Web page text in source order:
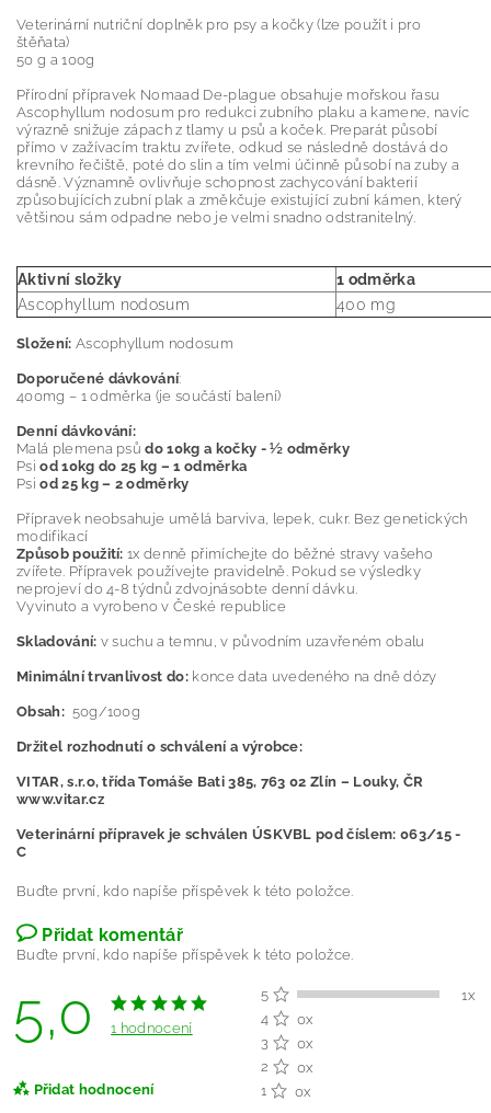
Veterinární nutriční doplněk pro psy a kočky (lze použít i pro
štěňata)
50 g a 100g
Přírodní přípravek Nomaad De-plague obsahuje mořskou řasu
Ascophyllum nodosum pro redukci zubního plaku a kamene, navíc
výrazně snižuje zápach z tlamy u psů a koček. Preparát působí
přímo v zažívacím traktu zvířete, odkud se následně dostává do
krevního řečiště, poté do slin a tím velmi účinně působí na zuby a
dásně. Významně ovlivňuje schopnost zachycování bakterií
způsobujících zubní plak a změkčuje existující zubní kámen, který
většinou sám odpadne nebo je velmi snadno odstranitelný.
Aktivní složky
1 odměrka
Ascophyllum nodosum
400 mg
Složení: Ascophyllum nodosum
Doporučené dávkování:
400mg – 1 odměrka (je součástí balení)
Denní dávkování:
Malá plemena psůdo 10kg a kočky - ½ odměrky
Psiod 10kg do 25 kg – 1 odměrka
Psiod 25 kg – 2 odměrky
Přípravek neobsahuje umělá barviva, lepek, cukr. Bez genetických
modifikací
Způsob použití: 1x denně přimíchejte do běžné stravy vašeho
zvířete. Přípravek používejte pravidelně. Pokud se výsledky
neprojeví do 4-8 týdnů zdvojnásobte denní dávku.
Vyvinuto a vyrobeno v České republice
Skladování: v suchu a temnu, v původním uzavřeném obalu
Minimální trvanlivost do: konce data uvedeného na dně dózy
Obsah:50g/100g
Držitel rozhodnutí o schválení a výrobce:
VITAR, s.r.o, třída Tomáše Bati 385, 763 02 Zlín – Louky, ČR
www.vitar.cz
Veterinární přípravek je schválen ÚSKVBL pod číslem: 063/15 -
C
Buďte první, kdo napíše příspěvek k této položce.
Přidat komentář
Buďte první, kdo napíše příspěvek k této položce.
5,0 1 hodnocení
Přidat hodnocení
5
1x
4
0x
3
0x
2
0x
1
0x